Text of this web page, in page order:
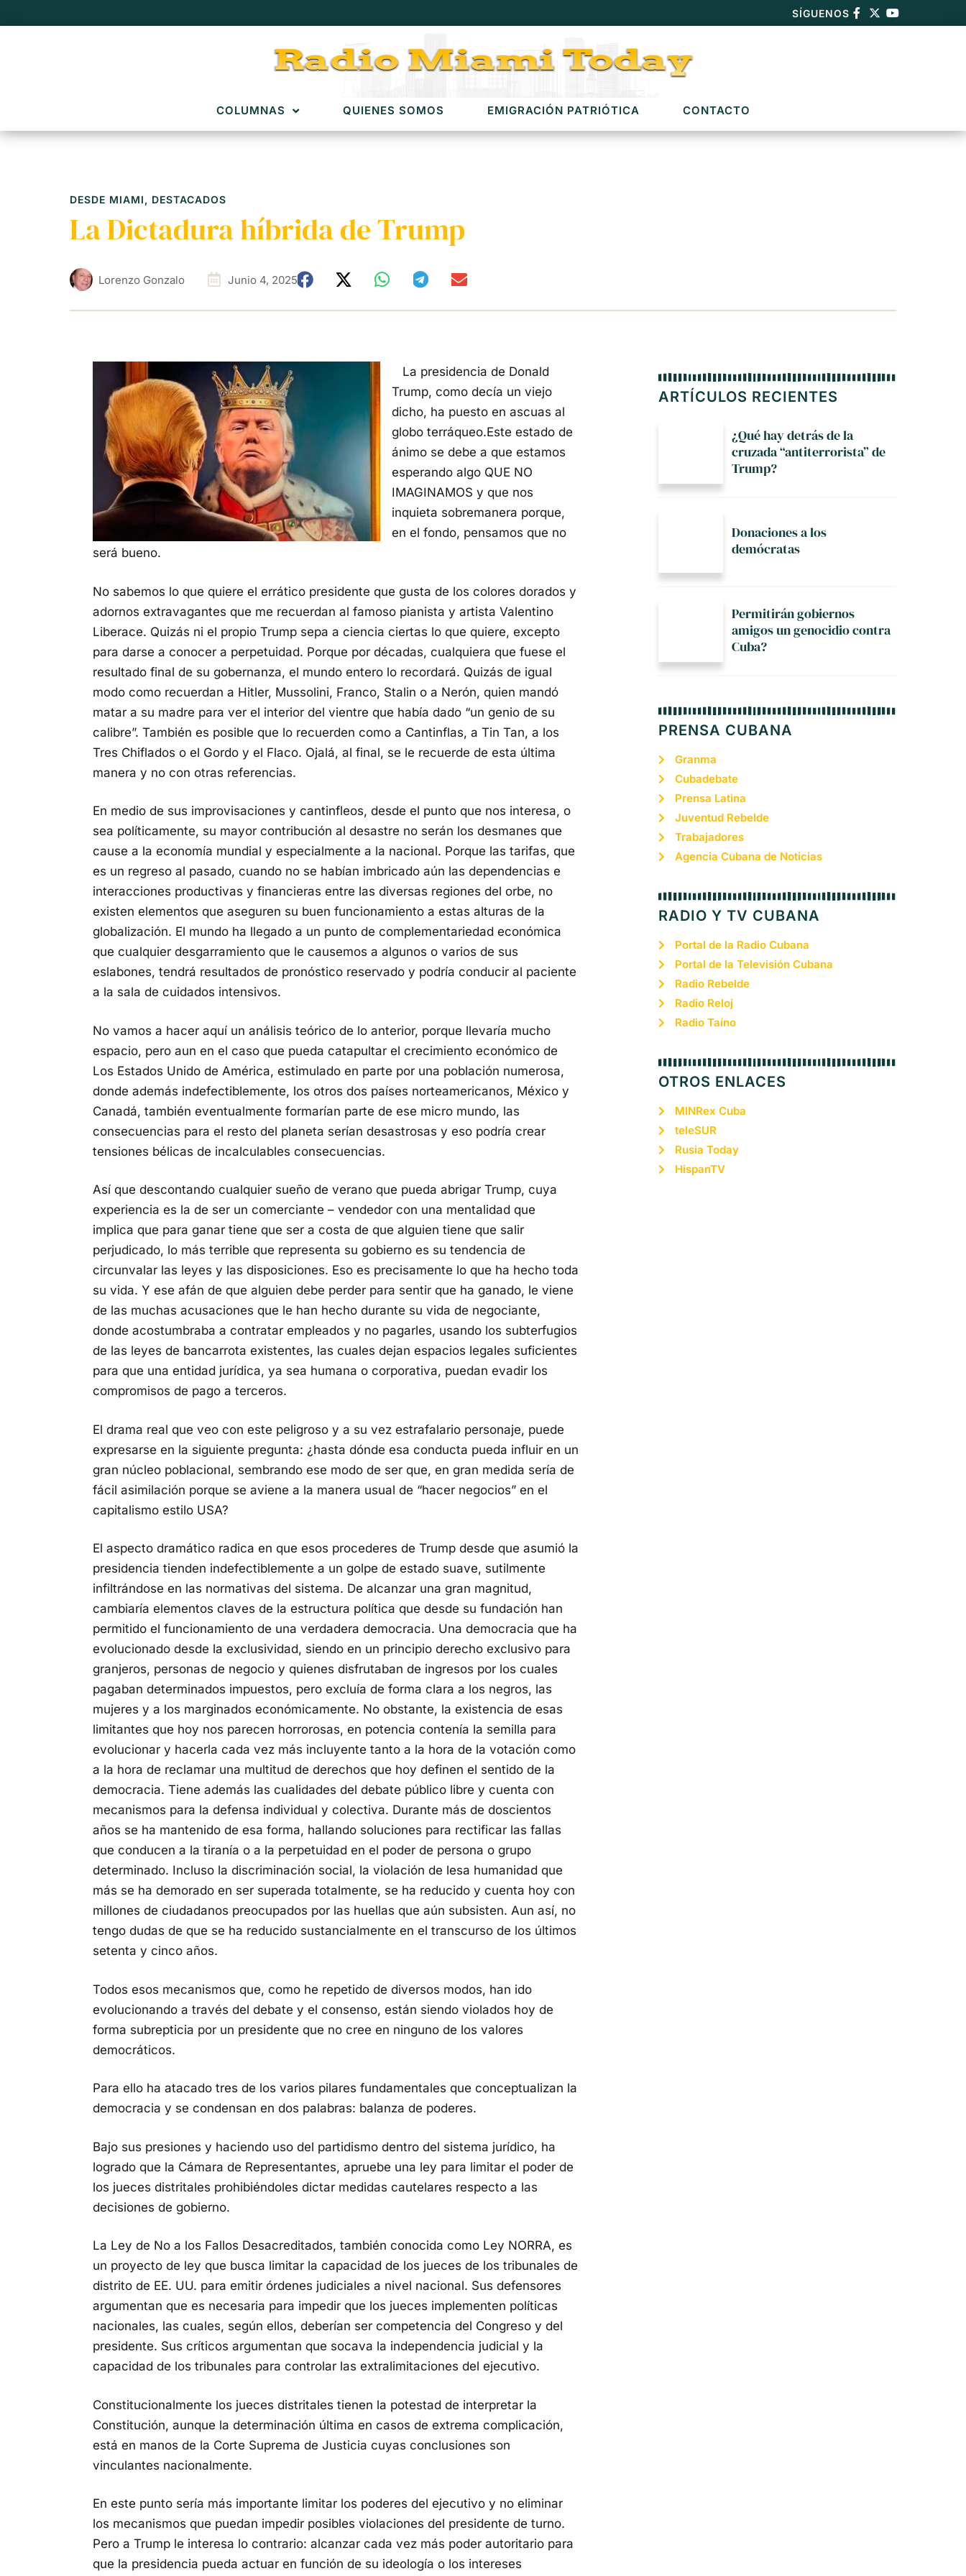
SÍGUENOS
COLUMNAS QUIENES SOMOS EMIGRACIÓN PATRIÓTICA CONTACTO
DESDE MIAMI, DESTACADOS
La Dictadura híbrida de Trump
Lorenzo Gonzalo Junio 4, 2025
La presidencia de Donald
Trump, como decía un viejo
dicho, ha puesto en ascuas al
globo terráqueo.Este estado de
ánimo se debe a que estamos
esperando algo QUE NO
IMAGINAMOS y que nos
inquieta sobremanera porque,
en el fondo, pensamos que no
será bueno.
No sabemos lo que quiere el errático presidente que gusta de los colores dorados y
adornos extravagantes que me recuerdan al famoso pianista y artista Valentino
Liberace. Quizás ni el propio Trump sepa a ciencia ciertas lo que quiere, excepto
para darse a conocer a perpetuidad. Porque por décadas, cualquiera que fuese el
resultado final de su gobernanza, el mundo entero lo recordará. Quizás de igual
modo como recuerdan a Hitler, Mussolini, Franco, Stalin o a Nerón, quien mandó
matar a su madre para ver el interior del vientre que había dado “un genio de su
calibre”. También es posible que lo recuerden como a Cantinflas, a Tin Tan, a los
Tres Chiflados o el Gordo y el Flaco. Ojalá, al final, se le recuerde de esta última
manera y no con otras referencias.
En medio de sus improvisaciones y cantinfleos, desde el punto que nos interesa, o
sea políticamente, su mayor contribución al desastre no serán los desmanes que
cause a la economía mundial y especialmente a la nacional. Porque las tarifas, que
es un regreso al pasado, cuando no se habían imbricado aún las dependencias e
interacciones productivas y financieras entre las diversas regiones del orbe, no
existen elementos que aseguren su buen funcionamiento a estas alturas de la
globalización. El mundo ha llegado a un punto de complementariedad económica
que cualquier desgarramiento que le causemos a algunos o varios de sus
eslabones, tendrá resultados de pronóstico reservado y podría conducir al paciente
a la sala de cuidados intensivos.
No vamos a hacer aquí un análisis teórico de lo anterior, porque llevaría mucho
espacio, pero aun en el caso que pueda catapultar el crecimiento económico de
Los Estados Unido de América, estimulado en parte por una población numerosa,
donde además indefectiblemente, los otros dos países norteamericanos, México y
Canadá, también eventualmente formarían parte de ese micro mundo, las
consecuencias para el resto del planeta serían desastrosas y eso podría crear
tensiones bélicas de incalculables consecuencias.
Así que descontando cualquier sueño de verano que pueda abrigar Trump, cuya
experiencia es la de ser un comerciante – vendedor con una mentalidad que
implica que para ganar tiene que ser a costa de que alguien tiene que salir
perjudicado, lo más terrible que representa su gobierno es su tendencia de
circunvalar las leyes y las disposiciones. Eso es precisamente lo que ha hecho toda
su vida. Y ese afán de que alguien debe perder para sentir que ha ganado, le viene
de las muchas acusaciones que le han hecho durante su vida de negociante,
donde acostumbraba a contratar empleados y no pagarles, usando los subterfugios
de las leyes de bancarrota existentes, las cuales dejan espacios legales suficientes
para que una entidad jurídica, ya sea humana o corporativa, puedan evadir los
compromisos de pago a terceros.
El drama real que veo con este peligroso y a su vez estrafalario personaje, puede
expresarse en la siguiente pregunta: ¿hasta dónde esa conducta pueda influir en un
gran núcleo poblacional, sembrando ese modo de ser que, en gran medida sería de
fácil asimilación porque se aviene a la manera usual de “hacer negocios” en el
capitalismo estilo USA?
El aspecto dramático radica en que esos procederes de Trump desde que asumió la
presidencia tienden indefectiblemente a un golpe de estado suave, sutilmente
infiltrándose en las normativas del sistema. De alcanzar una gran magnitud,
cambiaría elementos claves de la estructura política que desde su fundación han
permitido el funcionamiento de una verdadera democracia. Una democracia que ha
evolucionado desde la exclusividad, siendo en un principio derecho exclusivo para
granjeros, personas de negocio y quienes disfrutaban de ingresos por los cuales
pagaban determinados impuestos, pero excluía de forma clara a los negros, las
mujeres y a los marginados económicamente. No obstante, la existencia de esas
limitantes que hoy nos parecen horrorosas, en potencia contenía la semilla para
evolucionar y hacerla cada vez más incluyente tanto a la hora de la votación como
a la hora de reclamar una multitud de derechos que hoy definen el sentido de la
democracia. Tiene además las cualidades del debate público libre y cuenta con
mecanismos para la defensa individual y colectiva. Durante más de doscientos
años se ha mantenido de esa forma, hallando soluciones para rectificar las fallas
que conducen a la tiranía o a la perpetuidad en el poder de persona o grupo
determinado. Incluso la discriminación social, la violación de lesa humanidad que
más se ha demorado en ser superada totalmente, se ha reducido y cuenta hoy con
millones de ciudadanos preocupados por las huellas que aún subsisten. Aun así, no
tengo dudas de que se ha reducido sustancialmente en el transcurso de los últimos
setenta y cinco años.
Todos esos mecanismos que, como he repetido de diversos modos, han ido
evolucionando a través del debate y el consenso, están siendo violados hoy de
forma subrepticia por un presidente que no cree en ninguno de los valores
democráticos.
Para ello ha atacado tres de los varios pilares fundamentales que conceptualizan la
democracia y se condensan en dos palabras: balanza de poderes.
Bajo sus presiones y haciendo uso del partidismo dentro del sistema jurídico, ha
logrado que la Cámara de Representantes, apruebe una ley para limitar el poder de
los jueces distritales prohibiéndoles dictar medidas cautelares respecto a las
decisiones de gobierno.
La Ley de No a los Fallos Desacreditados, también conocida como Ley NORRA, es
un proyecto de ley que busca limitar la capacidad de los jueces de los tribunales de
distrito de EE. UU. para emitir órdenes judiciales a nivel nacional. Sus defensores
argumentan que es necesaria para impedir que los jueces implementen políticas
nacionales, las cuales, según ellos, deberían ser competencia del Congreso y del
presidente. Sus críticos argumentan que socava la independencia judicial y la
capacidad de los tribunales para controlar las extralimitaciones del ejecutivo.
Constitucionalmente los jueces distritales tienen la potestad de interpretar la
Constitución, aunque la determinación última en casos de extrema complicación,
está en manos de la Corte Suprema de Justicia cuyas conclusiones son
vinculantes nacionalmente.
En este punto sería más importante limitar los poderes del ejecutivo y no eliminar
los mecanismos que puedan impedir posibles violaciones del presidente de turno.
Pero a Trump le interesa lo contrario: alcanzar cada vez más poder autoritario para
que la presidencia pueda actuar en función de su ideología o los intereses
ARTÍCULOS RECIENTES
¿Qué hay detrás de la
cruzada “antiterrorista” de
Trump?
Donaciones a los
demócratas
Permitirán gobiernos
amigos un genocidio contra
Cuba?
PRENSA CUBANA
Granma
Cubadebate
Prensa Latina
Juventud Rebelde
Trabajadores
Agencia Cubana de Noticias
RADIO Y TV CUBANA
Portal de la Radio Cubana
Portal de la Televisión Cubana
Radio Rebelde
Radio Reloj
Radio Taíno
OTROS ENLACES
MINRex Cuba
teleSUR
Rusia Today
HispanTV